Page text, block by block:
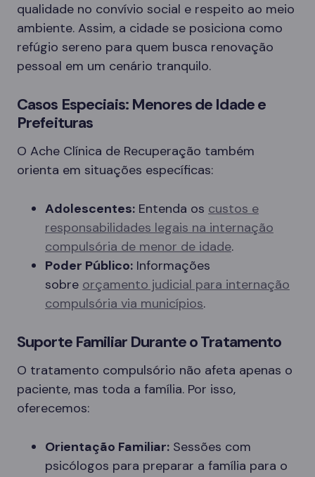
qualidade no convívio social e respeito ao meio
ambiente. Assim, a cidade se posiciona como
refúgio sereno para quem busca renovação
pessoal em um cenário tranquilo.
Casos Especiais: Menores de Idade e
Prefeituras
O Ache Clínica de Recuperação também
orienta em situações específicas:
Adolescentes: Entenda os custos e
responsabilidades legais na internação
compulsória de menor de idade.
Poder Público: Informações
sobre orçamento judicial para internação
compulsória via municípios.
Suporte Familiar Durante o Tratamento
O tratamento compulsório não afeta apenas o
paciente, mas toda a família. Por isso,
oferecemos:
Orientação Familiar: Sessões com
psicólogos para preparar a família para o